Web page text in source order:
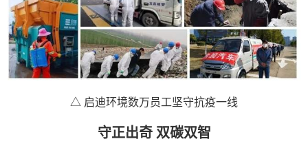
△ 启迪环境数万员工坚守抗疫一线
守正出奇 双碳双智